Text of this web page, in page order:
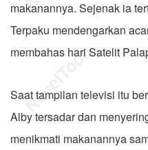
makanannya. Sejenak ia
Terpaku mendengarkan
membahas hari Satelit
Saat tampilan televisi itu
Alby tersadar dan
menikmati makanannya